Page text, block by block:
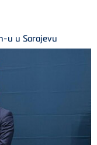
u u Sarajevu